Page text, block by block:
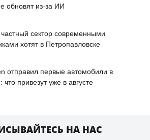
обновят из-за ИИ
сектор современными
хотят в Петропавловске
отправил первые автомобили в
что привезут уже в августе
НА НАС